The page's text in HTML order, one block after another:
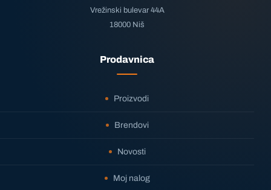
Vrežinski bulevar 44A
18000 Niš
Prodavnica
Proizvodi
Brendovi
Novosti
Moj nalog